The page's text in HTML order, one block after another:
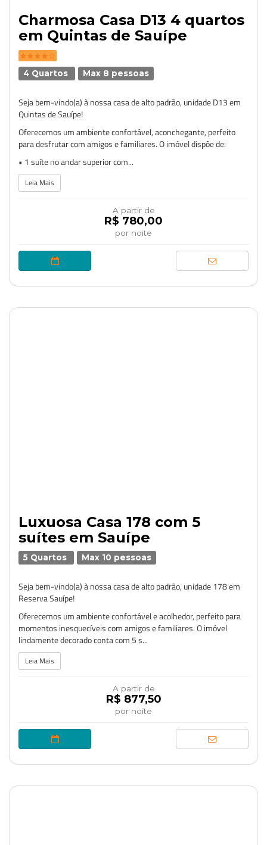
Charmosa Casa D13 4 quartos
em Quintas de Sauípe
4 Quartos Max 8 pessoas
Seja bem-vindo(a) à nossa casa de alto padrão, unidade D13 em
Quintas de Sauípe!
Oferecemos um ambiente confortável, aconchegante, perfeito
para desfrutar com amigos e familiares. O imóvel dispõe de:
• 1 suíte no andar superior com...
Leia Mais
A partir de
R$ 780,00
por noite
Luxuosa Casa 178 com 5
suítes em Sauípe
5 Quartos Max 10 pessoas
Seja bem-vindo(a) à nossa casa de alto padrão, unidade 178 em
Reserva Sauípe!
Oferecemos um ambiente confortável e acolhedor, perfeito para
momentos inesquecíveis com amigos e familiares. O imóvel
lindamente decorado conta com 5 s...
Leia Mais
A partir de
R$ 877,50
por noite